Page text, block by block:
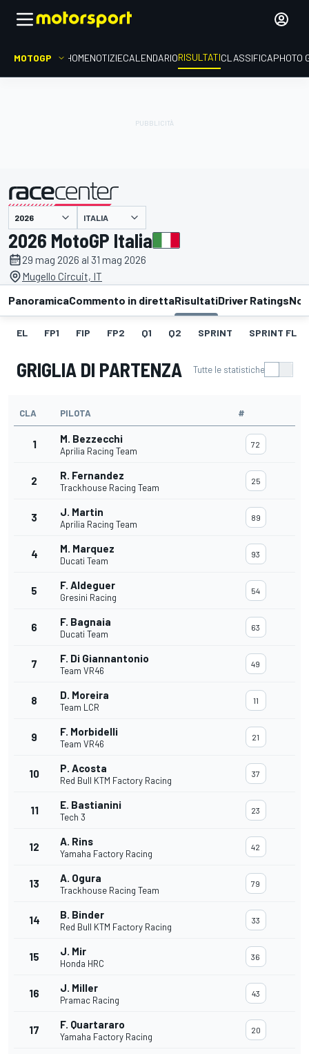
MOTOGP HOMENOTIZIECALENDARIORISULTATICLASSIFICAPHOTO
presentato da ITALIA
2026 MotoGP Italia
29 mag 2026 al 31 mag 2026
Mugello Circuit, IT
PanoramicaCommento in direttaRisultatiDriver Ratings
EL FP1 FIP FP2 Q1 Q2 SPRINT SPRINT FL
GRIGLIA DI PARTENZA Tutte le statistiche
CLA PILOTA #
1 M. Bezzecchi
Aprilia Racing Team
72
2 R. Fernandez
Trackhouse Racing Team
25
3 J. Martin
Aprilia Racing Team
89
4 M. Marquez
Ducati Team
93
5 F. Aldeguer
Gresini Racing
54
6 F. Bagnaia
Ducati Team
63
7 F. Di Giannantonio
Team VR46
49
8 D. Moreira
Team LCR
11
9 F. Morbidelli
Team VR46
21
10 P. Acosta
Red Bull KTM Factory Racing
37
11 E. Bastianini
Tech 3
23
12 A. Rins
Yamaha Factory Racing
42
13 A. Ogura
Trackhouse Racing Team
79
14 B. Binder
Red Bull KTM Factory Racing
33
15 J. Mir
Honda HRC
36
16 J. Miller
Pramac Racing
43
17 F. Quartararo
Yamaha Factory Racing
20